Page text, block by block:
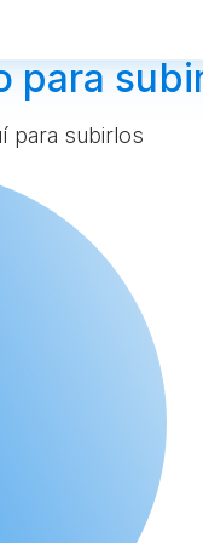
para
para subirlos